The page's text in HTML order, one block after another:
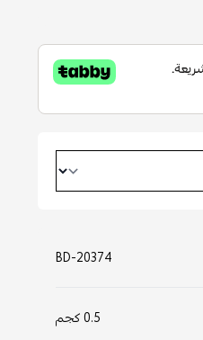
BD-20374
0.5 كجم